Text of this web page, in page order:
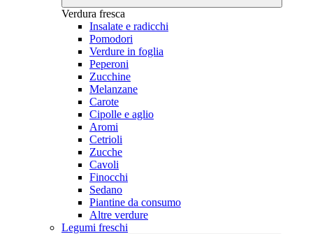
Verdura fresca
Insalate e radicchi
Pomodori
Verdure in foglia
Peperoni
Zucchine
Melanzane
Carote
Cipolle e aglio
Aromi
Cetrioli
Zucche
Cavoli
Finocchi
Sedano
Piantine da consumo
Altre verdure
Legumi freschi